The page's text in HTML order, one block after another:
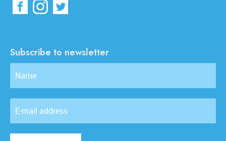
Subscribe to newsletter